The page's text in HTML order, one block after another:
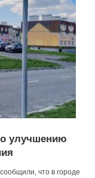
улучшению
что в городе